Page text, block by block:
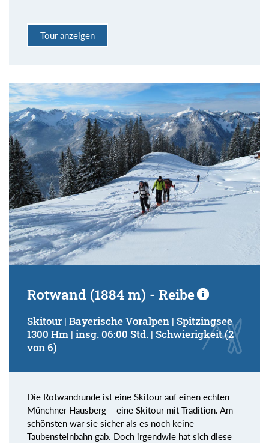
Tour anzeigen
Rotwand (1884 m) - Reibe
Skitour | Bayerische Voralpen | Spitzingsee
1300 Hm | insg. 06:00 Std. | Schwierigkeit (2
von 6)
Die Rotwandrunde ist eine Skitour auf einen echten
Münchner Hausberg – eine Skitour mit Tradition. Am
schönsten war sie sicher als es noch keine
Taubensteinbahn gab. Doch irgendwie hat sich diese